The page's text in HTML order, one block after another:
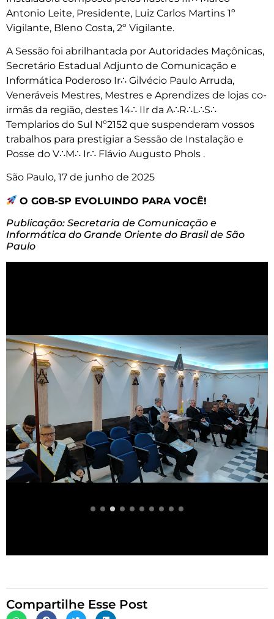
Antonio Leite, Presidente, Luiz Carlos Martins 1º
Vigilante, Bleno Costa, 2º Vigilante.
A Sessão foi abrilhantada por Autoridades Maçônicas,
Secretário Estadual Adjunto de Comunicação e
Informática Poderoso Ir∴ Gilvécio Paulo Arruda,
Veneráveis Mestres, Mestres e Aprendizes de lojas co-
irmãs da região, destes 14∴ IIr da A∴R∴L∴S∴
Templarios do Sul Nº2152 que suspenderam vossos
trabalhos para prestigiar a Sessão de Instalação e
Posse do V∴M∴ Ir∴ Flávio Augusto Phols .
São Paulo, 17 de junho de 2025
O GOB-SP EVOLUINDO PARA VOCÊ!
Publicação: Secretaria de Comunicação e
Informática do Grande Oriente do Brasil de São
Paulo
Compartilhe Esse Post